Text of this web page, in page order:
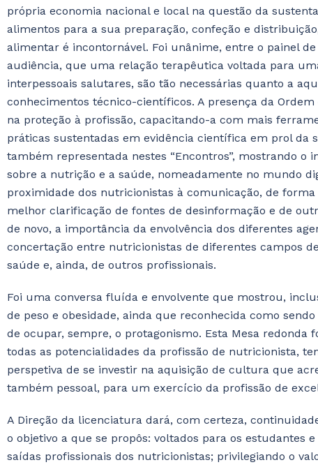
própria economia nacional e local na questão da
alimentos para a sua preparação, confeção e
alimentar é incontornável. Foi unânime, entre o painel
audiência, que uma relação terapêutica voltada para
interpessoais salutares, são tão necessárias quanto a
conhecimentos técnico-científicos. A presença da
na proteção à profissão, capacitando-a com mais
práticas sustentadas em evidência científica em prol da
também representada nestes “Encontros”, mostrando o
sobre a nutrição e a saúde, nomeadamente no mundo
proximidade dos nutricionistas à comunicação, de
melhor clarificação de fontes de desinformação e de
de novo, a importância da envolvência dos diferentes
concertação entre nutricionistas de diferentes campos
saúde e, ainda, de outros profissionais.
Foi uma conversa fluída e envolvente que mostrou,
de peso e obesidade, ainda que reconhecida como
de ocupar, sempre, o protagonismo. Esta Mesa redonda
todas as potencialidades da profissão de nutricionista,
perspetiva de se investir na aquisição de cultura que
também pessoal, para um exercício da profissão de
A Direção da licenciatura dará, com certeza,
o objetivo a que se propôs: voltados para os estudantes
saídas profissionais dos nutricionistas; privilegiando o